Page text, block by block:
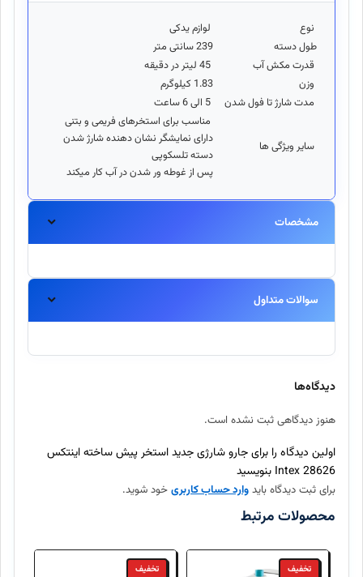
نوع
لوازم یدکی
طول دسته
239 سانتی متر
قدرت مکش آب
وزن
1.83 کیلوگرم
مدت شارژ تا فول شدن
سایر ویژگی ها
مناسب برای استخرهای فریمی و بتنی
دارای نمایشگر نشان دهنده شارژ شدن
دسته تلسکوپی
پس از غوطه ور شدن در آب کار میکند
مشخصات
سوالات متداول
آیا این محصول اورجینال است؟
بله، تمامی محصولات موجود در اینتکس مستقیماً از برندهای معتبر
ارسال سفارش چند روز طول میکشد؟
آیا امکان بازگرداندن کالا وجود دارد؟
دیدگاه‌ها
هنوز دیدگاهی ثبت نشده است.
اولین دیدگاه را برای جارو شارژی جدید استخر پیش ساخته اینتکس
28626 Intex بنویسید
برای ثبت دیدگاه بایدوارد حساب کاربریخود شوید.
محصولات مرتبط
تخفیف تخفیف